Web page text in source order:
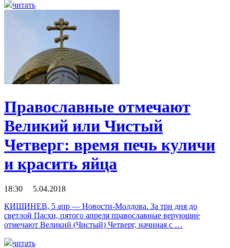
читать
Православные отмечают
Великий или Чистый
Четверг‍: время печь куличи
и красить яйца
18:30 5.04.2018
КИШИНЕВ, 5 апр — Новости-Молдова. За три дня до
светлой Пасхи, пятого апреля православные верующие
отмечают Великий (Чистый) Четверг, начиная с …
читать